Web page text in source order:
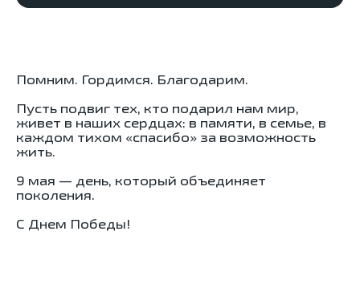
Помним. Гордимся. Благодарим.
Пусть подвиг тех, кто подарил нам мир,
живет в наших сердцах: в памяти, в семье, в
каждом тихом «спасибо» за возможность
жить.
9 мая — день, который объединяет
поколения.
С Днем Победы!